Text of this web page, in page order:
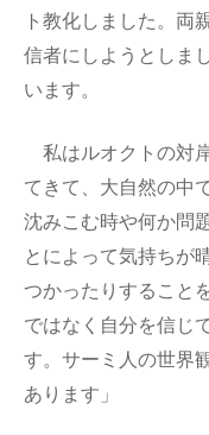
ト教化しました。両
信者にしようとしま
います。
私はルオクトの対
てきて、大自然の中
沈みこむ時や何か問
とによって気持ちが
つかったりすること
ではなく自分を信じ
す。サーミ人の世界
あります」